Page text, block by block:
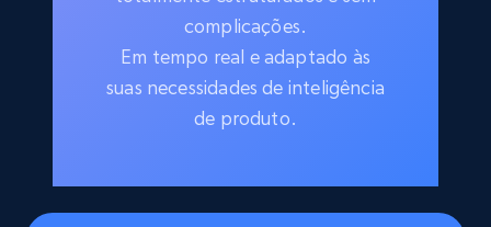
complicações.
Em tempo real e adaptado às
suas necessidades de inteligência
de produto.